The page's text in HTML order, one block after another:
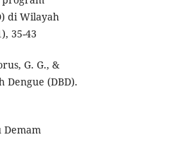
di Wilayah
35-43
G. G., &
Dengue (DBD).
Demam